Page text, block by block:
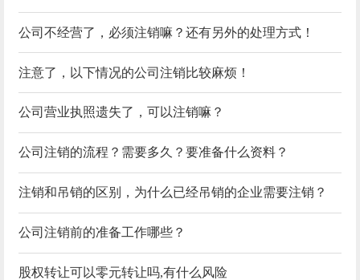
公司不经营了，必须注销嘛？还有另外的处理方式！
注意了，以下情况的公司注销比较麻烦！
公司营业执照遗失了，可以注销嘛？
公司注销的流程？需要多久？要准备什么资料？
注销和吊销的区别，为什么已经吊销的企业需要注销？
公司注销前的准备工作哪些？
股权转让可以零元转让吗,有什么风险